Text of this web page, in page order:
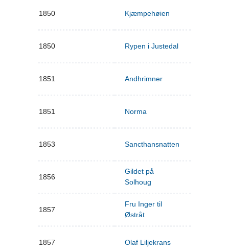
1850 Kjæmpehøien
1850 Rypen i Justedal
1851 Andhrimner
1851 Norma
1853 Sancthansnatten
1856
Gildet på
Solhoug
1857
Fru Inger til
Østråt
1857 Olaf Liljekrans